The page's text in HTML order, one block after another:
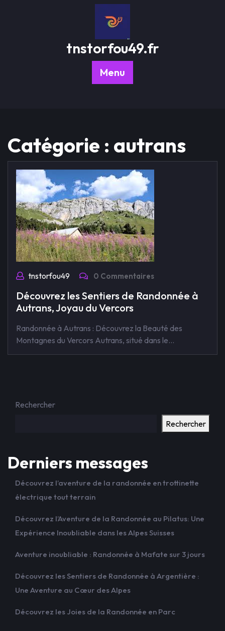
tnstorfou49.fr
Menu
Catégorie : autrans
tnstorfou49 0 Commentaires
Découvrez les Sentiers de Randonnée à
Autrans, Joyau du Vercors
Randonnée à Autrans : Découvrez la Beauté des
Montagnes du Vercors Autrans, situé dans le…
Rechercher
Rechercher
Derniers messages
Découvrez l’aventure de la randonnée en trottinette
électrique tout terrain
Découvrez l’Aventure de la Randonnée au Pilatus: Une
Expérience Inoubliable dans les Alpes Suisses
Aventure inoubliable : Randonnée à Mafate sur 3 jours
Découvrez les Sentiers de Randonnée à Argentière :
Une Aventure au Cœur des Alpes
Découvrez les Joies de la Randonnée en Parc